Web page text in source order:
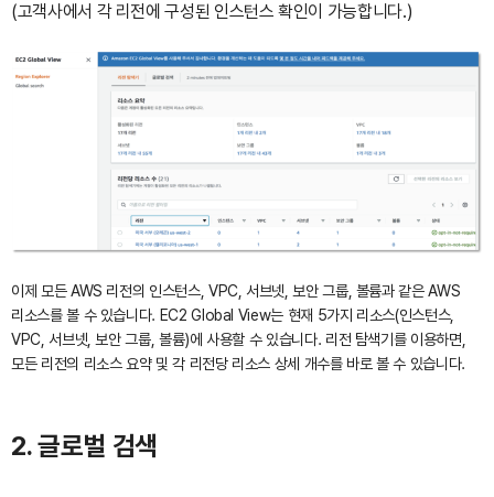
(고객사에서 각 리전에 구성된 인스턴스 확인이 가능합니다.)
이제 모든 AWS 리전의 인스턴스, VPC, 서브넷, 보안 그룹, 볼륨과 같은 AWS
리소스를 볼 수 있습니다. EC2 Global View는 현재 5가지 리소스(인스턴스,
VPC, 서브넷, 보안 그룹, 볼륨)에 사용할 수 있습니다. 리전 탐색기를 이용하면,
모든 리전의 리소스 요약 및 각 리전당 리소스 상세 개수를 바로 볼 수 있습니다.
2. 글로벌 검색